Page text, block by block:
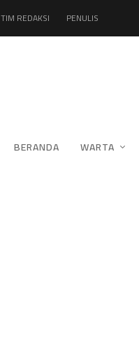
TIM REDAKSI PENULIS
BERANDA WARTA